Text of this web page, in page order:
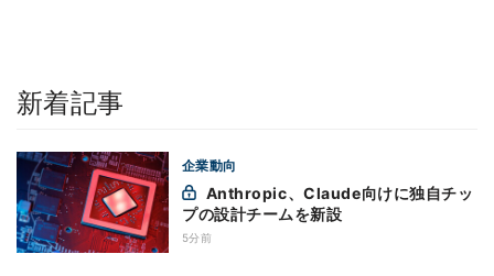
新着記事
企業動向
プの設計チームを新設
5分前